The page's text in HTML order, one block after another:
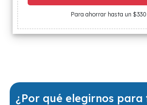
Para ahorrar hasta un $330
¿Por qué elegirnos para